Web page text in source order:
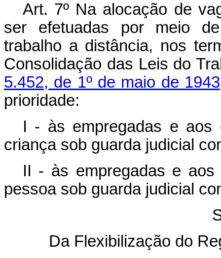
Art. 7º Na alocação de
ser efetuadas por meio
trabalho a distância, nos
Consolidação das Leis do
5.452, de 1º de maio de 1943
prioridade:
I - às empregadas e aos
criança sob guarda judicial
II - às empregadas e aos
pessoa sob guarda judicial
Da Flexibilização do